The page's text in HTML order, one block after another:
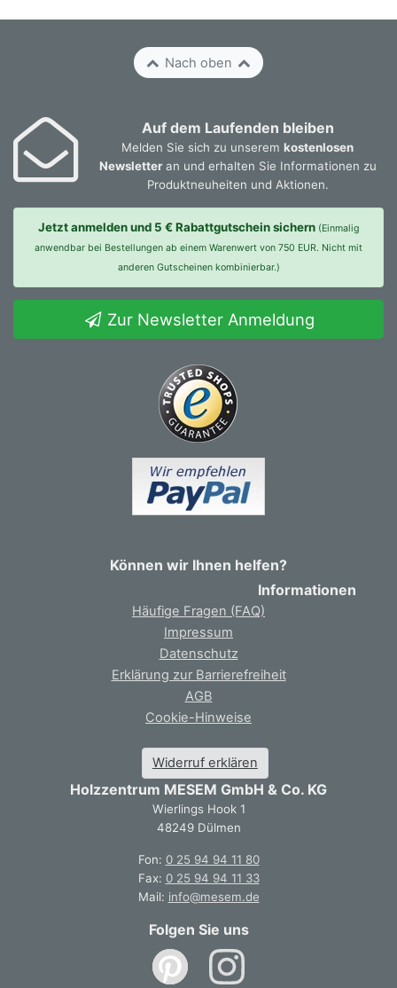
Nach oben
Auf dem Laufenden bleiben
Melden Sie sich zu unserem kostenlosen
Newsletteran und erhalten Sie Informationen zu
Produktneuheiten und Aktionen.
Jetzt anmelden und 5 € Rabattgutschein sichern (Einmalig
anwendbar bei Bestellungen ab einem Warenwert von 750 EUR. Nicht mit
anderen Gutscheinen kombinierbar.)
Zur Newsletter Anmeldung
Können wir Ihnen helfen?
Informationen
Häufige Fragen (FAQ)
Impressum
Datenschutz
Erklärung zur Barrierefreiheit
AGB
Cookie-Hinweise
Widerruf erklären
Holzzentrum MESEM GmbH & Co. KG
Wierlings Hook 1
48249 Dülmen
Fon: 0 25 94 94 11 80
Fax: 0 25 94 94 11 33
Mail: info@mesem.de
Folgen Sie uns